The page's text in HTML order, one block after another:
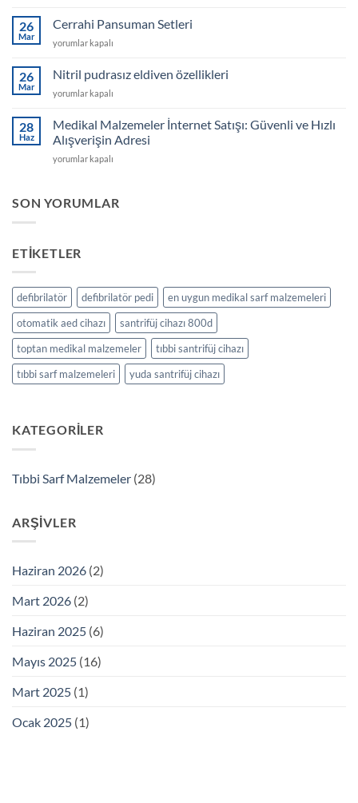
Cihazlar
Rehberi:
Evde
Takibini
Cihazlar
26
Mar
Cerrahi Pansuman Setleri
Cerrahi
Setleri
için
yorumlar kapalı
26
Mar
Nitril pudrasız eldiven özellikleri
Nitril
eldiven
özellikleri
için
yorumlar kapalı
28
Haz
Medikal Malzemeler İnternet Satışı: Güvenli ve Hızlı
Alışverişin Adresi
Medikal
Satışı:
Alışverişin
yorumlar kapalı
SON YORUMLAR
ETIKETLER
defibrilatör defibrilatör pedi
en uygun medikal sarf malzemeleri
otomatik aed cihazı
santrifüj cihazı 800d
toptan medikal malzemeler
tıbbi santrifüj cihazı
tıbbi sarf malzemeleri
yuda santrifüj cihazı
KATEGORILER
Tıbbi Sarf Malzemeler (28)
ARŞIVLER
Haziran 2026 (2)
Mart 2026 (2)
Haziran 2025 (6)
Mayıs 2025 (16)
Mart 2025 (1)
Ocak 2025 (1)